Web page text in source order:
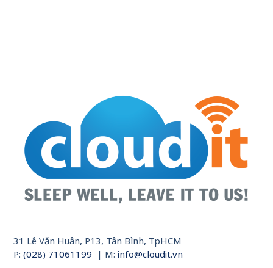
31 Lê Văn Huân, P13, Tân Bình, TpHCM
P:(028) 71061199 | M:info@cloudit.vn